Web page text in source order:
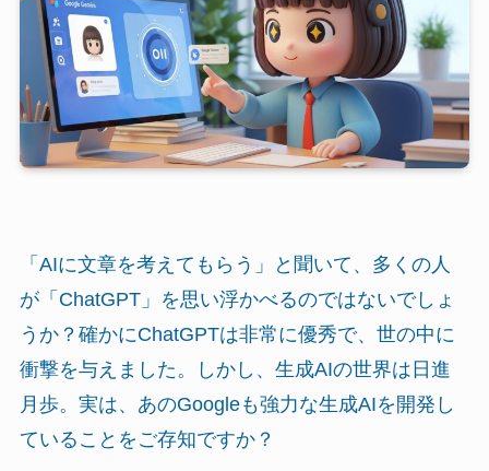
「AIに文章を考えてもらう」と聞いて、多くの人
が「ChatGPT」を思い浮かべるのではないでしょ
うか？確かにChatGPTは非常に優秀で、世の中に
衝撃を与えました。しかし、生成AIの世界は日進
月歩。実は、あのGoogleも強力な生成AIを開発し
ていることをご存知ですか？